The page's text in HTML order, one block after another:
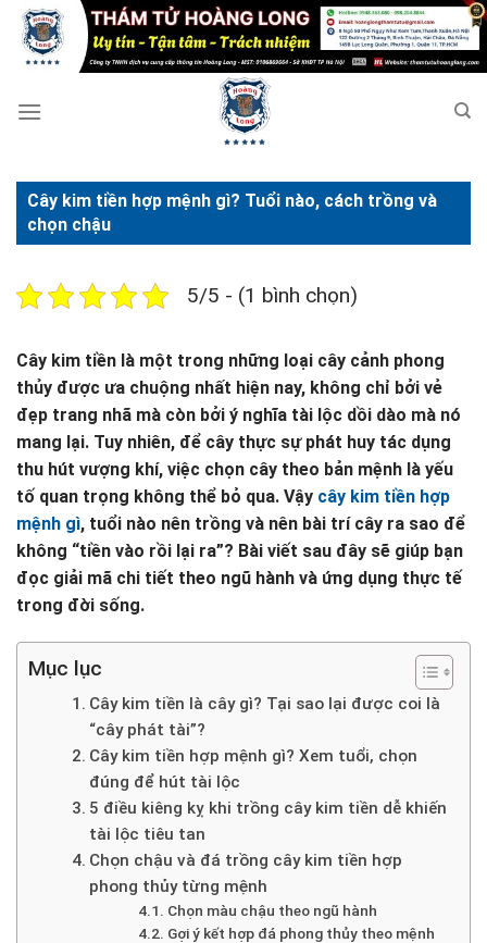
qua
Cây kim tiền hợp mệnh gì? Tuổi nào, cách trồng và
chọn chậu
5/5 - (1 bình chọn)
Cây kim tiền là một trong những loại cây cảnh phong
thủy được ưa chuộng nhất hiện nay, không chỉ bởi vẻ
đẹp trang nhã mà còn bởi ý nghĩa tài lộc dồi dào mà nó
mang lại. Tuy nhiên, để cây thực sự phát huy tác dụng
thu hút vượng khí, việc chọn cây theo bản mệnh là yếu
tố quan trọng không thể bỏ qua. Vậy cây kim tiền hợp
mệnh gì, tuổi nào nên trồng và nên bài trí cây ra sao để
không “tiền vào rồi lại ra”? Bài viết sau đây sẽ giúp bạn
đọc giải mã chi tiết theo ngũ hành và ứng dụng thực tế
trong đời sống.
Mục lục
Cây kim tiền là cây gì? Tại sao lại được coi là
“cây phát tài”?
Cây kim tiền hợp mệnh gì? Xem tuổi, chọn
đúng để hút tài lộc
5 điều kiêng kỵ khi trồng cây kim tiền dễ khiến
tài lộc tiêu tan
Chọn chậu và đá trồng cây kim tiền hợp
phong thủy từng mệnh
Chọn màu chậu theo ngũ hành
Gợi ý kết hợp đá phong thủy theo mệnh